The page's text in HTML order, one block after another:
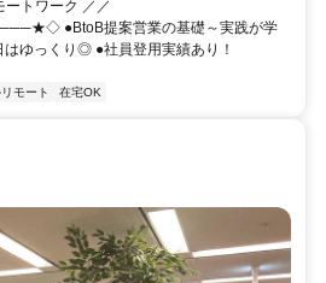
トワーク ／／
●BtoB提案営業の基礎～実践が学
ゆっくり◎ ●社員登用実績あり！
モート 在宅OK